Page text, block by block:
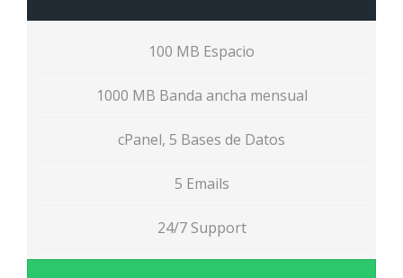
100 MB Espacio
1000 MB Banda ancha mensual
cPanel, 5 Bases de Datos
5 Emails
24/7 Support